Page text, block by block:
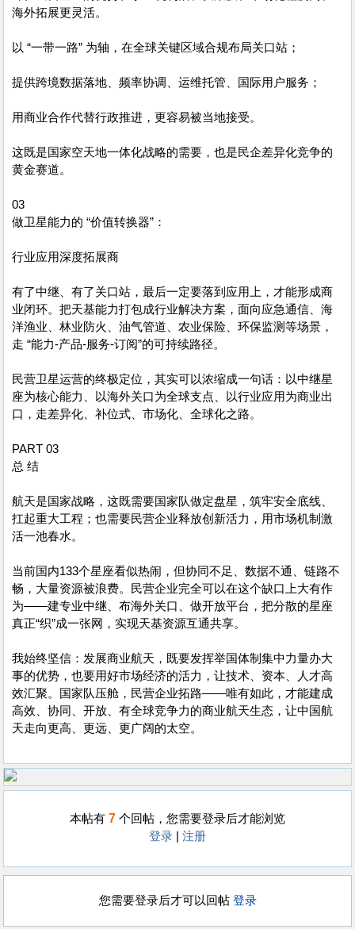
海外拓展更灵活。
以 “一带一路” 为轴，在全球关键区域合规布局关口站；
提供跨境数据落地、频率协调、运维托管、国际用户服务；
用商业合作代替行政推进，更容易被当地接受。
这既是国家空天地一体化战略的需要，也是民企差异化竞争的
黄金赛道。
03
做卫星能力的 “价值转换器”：
行业应用深度拓展商
有了中继、有了关口站，最后一定要落到应用上，才能形成商
业闭环。把天基能力打包成行业解决方案，面向应急通信、海
洋渔业、林业防火、油气管道、农业保险、环保监测等场景，
走 “能力-产品-服务-订阅”的可持续路径。
民营卫星运营的终极定位，其实可以浓缩成一句话：以中继星
座为核心能力、以海外关口为全球支点、以行业应用为商业出
口，走差异化、补位式、市场化、全球化之路。
PART 03
总 结
航天是国家战略，这既需要国家队做定盘星，筑牢安全底线、
扛起重大工程；也需要民营企业释放创新活力，用市场机制激
活一池春水。
当前国内133个星座看似热闹，但协同不足、数据不通、链路不
畅，大量资源被浪费。民营企业完全可以在这个缺口上大有作
为——建专业中继、布海外关口、做开放平台，把分散的星座
真正“织”成一张网，实现天基资源互通共享。
我始终坚信：发展商业航天，既要发挥举国体制集中力量办大
事的优势，也要用好市场经济的活力，让技术、资本、人才高
效汇聚。国家队压舱，民营企业拓路——唯有如此，才能建成
高效、协同、开放、有全球竞争力的商业航天生态，让中国航
天走向更高、更远、更广阔的太空。
本帖有 7 个回帖，您需要登录后才能浏览
登录
注册
您需要登录后才可以回帖 登录